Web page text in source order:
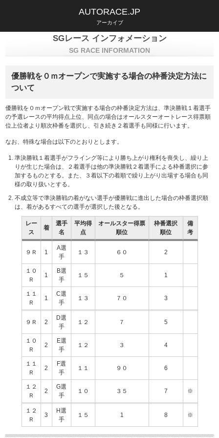
AUTORACE.JP
アーカイブ
SGレース インフォメーション
SG RACE INFORMATION
優勝戦を０ｍオープンで実施する場合の枠番決定方法に
ついて
優勝戦を０ｍオープン戦で実施する場合の枠番決定方法は、準決勝戦１着選手
の予選レースの平均得点上位、同点の場合はオールスターオートレース得票順
位上位者より順次枠番を選択し、引き続き２着選手も同様に行います。
なお、特殊な場合は以下のとおりとします。
準決勝戦１着選手がフライング等により勝ち上がり権利を喪失し、繰り上
りが生じた場合は、２着選手は他の準決勝戦２着選手による枠番選択に参
加するものとする。また、３着以下の着順で繰り上がり出場する場合も同
様の取り扱いとする。
不成立等で準決勝戦の着がない選手が優勝戦に進出した場合の枠番選択順
は、着があるすべての選手が選択した後となる。
レー
ス
着
選手
名
平均得
点
オールスター得票
順位
枠番選択
順位
備
考
９Ｒ 1
A選
手
１３ ６０ 2
１０
Ｒ
1
B選
手
１５ ５ 1
１１
Ｒ
1
C選
手
１３ ７０ 3
９Ｒ 2
D選
手
１２ ７ 5
１０
Ｒ
2
E選
手
１２ ３ 4
１１
Ｒ
2
F選
手
１１ ９０ 6
１２
Ｒ
2
G選
手
１０ ３５ 7 ※
１２
Ｒ
3
H選
手
１５ 1 8 ※